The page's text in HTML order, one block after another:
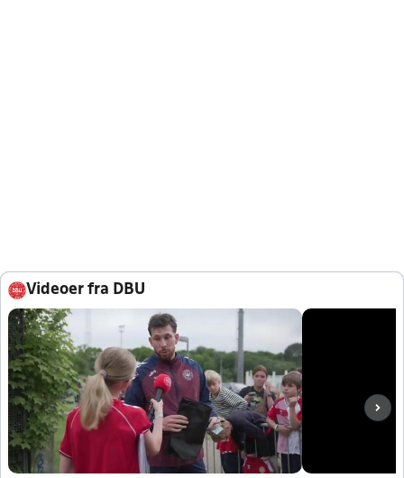
Videoer fra DBU